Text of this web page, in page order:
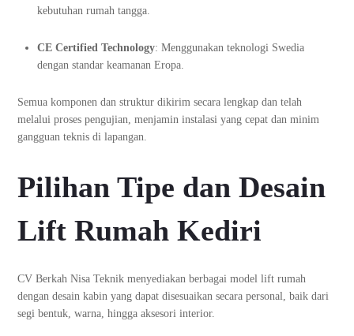
kebutuhan rumah tangga.
CE Certified Technology: Menggunakan teknologi Swedia
dengan standar keamanan Eropa.
Semua komponen dan struktur dikirim secara lengkap dan telah
melalui proses pengujian, menjamin instalasi yang cepat dan minim
gangguan teknis di lapangan.
Pilihan Tipe dan Desain
Lift Rumah Kediri
CV Berkah Nisa Teknik menyediakan berbagai model lift rumah
dengan desain kabin yang dapat disesuaikan secara personal, baik dari
segi bentuk, warna, hingga aksesori interior.